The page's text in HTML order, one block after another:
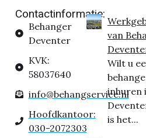
Contactinformatie:
Behanger
Deventer
KVK:
58037640
info@behangservice.nl
Hoofdkantoor:
030-2072303
van
Wilt u
inhuren
is het...